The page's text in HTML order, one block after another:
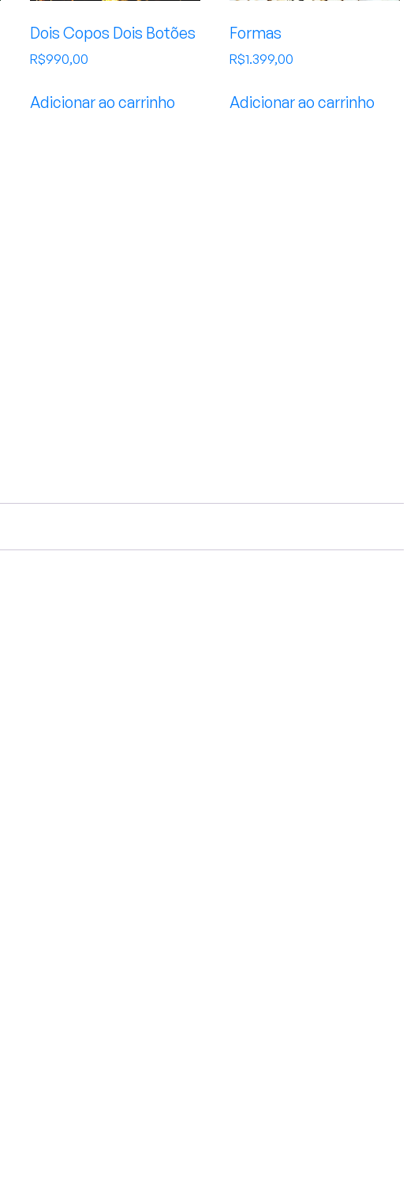
Dois Copos Dois Botões
R$990,00
Adicionar ao carrinho
Formas
R$1.399,00
Adicionar ao carrinho